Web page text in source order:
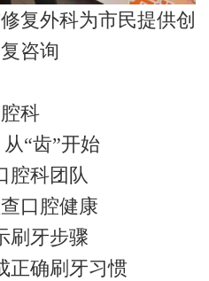
复外科为市民提供创
咨询
科
“齿”开始
腔科团队
口腔健康
刷牙步骤
正确刷牙习惯